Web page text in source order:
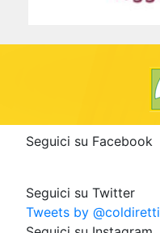
Seguici su Facebook
Seguici su Twitter
Tweets by